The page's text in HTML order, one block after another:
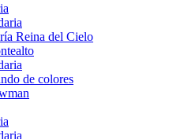
Reina del Cielo
de colores